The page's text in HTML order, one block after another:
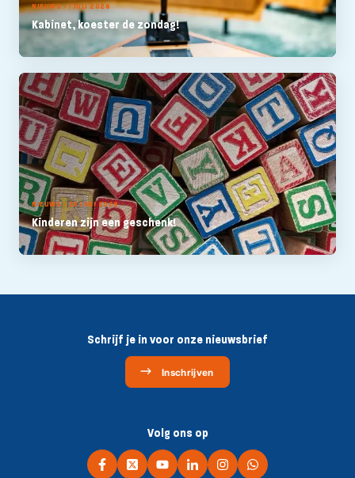
NIEUWS - 1 JULI 2026
Kabinet, koester de zondag!
NIEUWS - 25 JUNI 2026
Kinderen zijn een geschenk!
Schrijf je in voor onze nieuwsbrief
Inschrijven
Volg ons op